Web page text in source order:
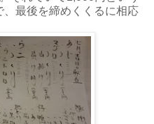
最後を締めくくるに相応